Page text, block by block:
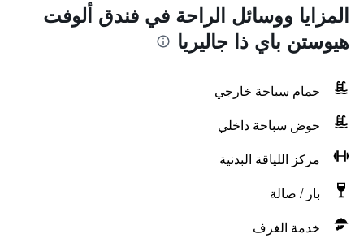
المزايا ووسائل الراحة في فندق ألوفت
هيوستن باي ذا جاليريا
حمام سباحة خارجي
حوض سباحة داخلي
مركز اللياقة البدنية
بار / صالة
خدمة الغرف